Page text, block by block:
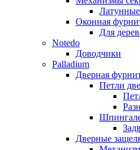
Оконная
Для
Notedo
Доводчики
Palladium
Дверная
Петли
Дверные